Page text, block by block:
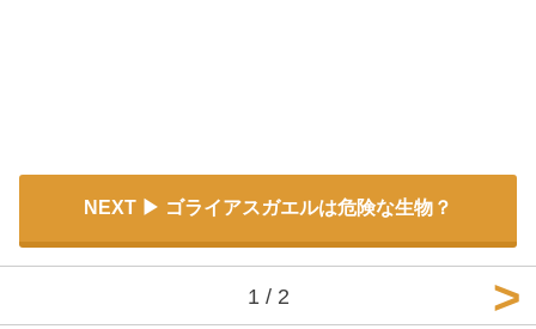
NEXT ゴライアスガエルは危険な生物？
1 / 2